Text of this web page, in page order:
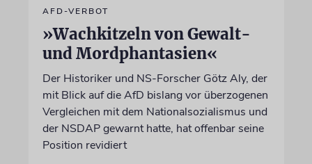
AFD-VERBOT
»Wachkitzeln von Gewalt-
und Mordphantasien«
Der Historiker und NS-Forscher Götz Aly, der
mit Blick auf die AfD bislang vor überzogenen
Vergleichen mit dem Nationalsozialismus und
der NSDAP gewarnt hatte, hat offenbar seine
Position revidiert